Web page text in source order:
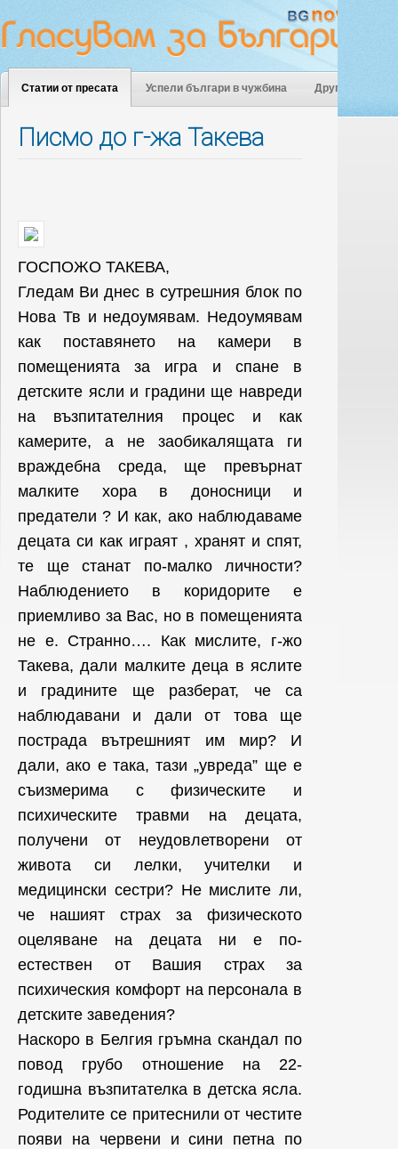
Статии от пресата Успели българи в чужбина Други
Писмо до г-жа Такева
ГОСПОЖО ТАКЕВА,
Гледам Ви днес в сутрешния блок по
Нова Тв и недоумявам. Недоумявам
как поставянето на камери в
помещенията за игра и спане в
детските ясли и градини ще навреди
на възпитателния процес и как
камерите, а не заобикалящата ги
враждебна среда, ще превърнат
малките хора в доносници и
предатели ? И как, ако наблюдаваме
децата си как играят , хранят и спят,
те ще станат по-малко личности?
Наблюдението в коридорите е
приемливо за Вас, но в помещенията
не e. Странно…. Как мислите, г-жо
Такева, дали малките деца в яслите
и градините ще разберат, че са
наблюдавани и дали от това ще
пострада вътрешният им мир? И
дали, ако е така, тази „увреда” ще е
съизмерима с физическите и
психическите травми на децата,
получени от неудовлетворени от
живота си лелки, учителки и
медицински сестри? Не мислите ли,
че нашият страх за физическото
оцеляване на децата ни е по-
естествен от Вашия страх за
психическия комфорт на персонала в
детските заведения?
Наскоро в Белгия гръмна скандал по
повод грубо отношение на 22-
годишна възпитателка в детска ясла.
Родителите се притеснили от честите
появи на червени и сини петна по